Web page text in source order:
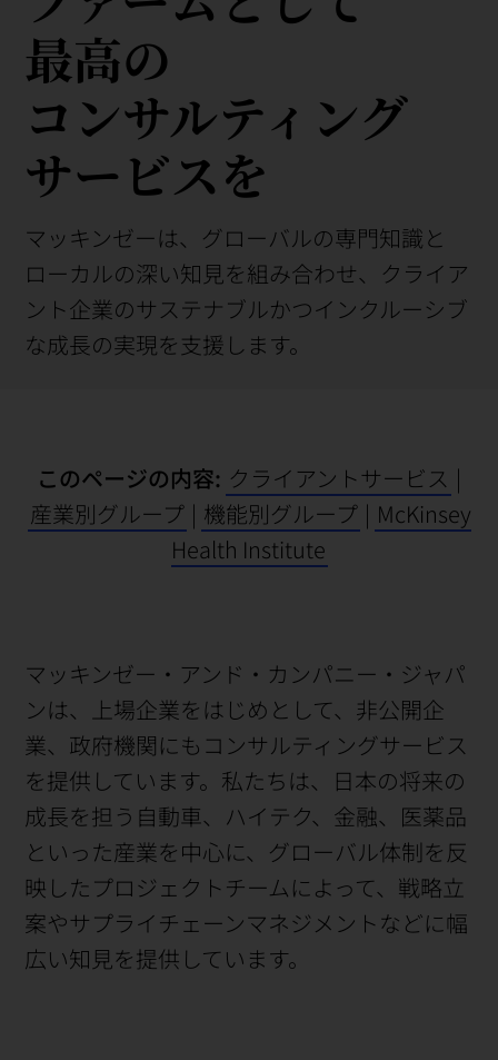
最⁠高⁠の
コ⁠ン⁠サ⁠ル⁠テ⁠ィ⁠ン⁠グ
サ⁠ー⁠ビ⁠ス⁠を
マッキンゼーは、グローバルの専⁠門知⁠識と
ロ⁠ー⁠カ⁠ルの深い知⁠見を組み合わせ、クライア
ント企業のサステナブルかつインクルーシブ
な成長の実現を支援します。
このページの内容: クライアントサービス |
産業別グループ | 機能別グループ | McKinsey
Health Institute
マッキンゼー・アンド・カンパニー・ジャパ
ンは、上場企業をはじめとして、非公開企
業、政府機関にもコンサルティングサービス
を提供しています。私たちは、日本の将来の
成長を担う自動車、ハイテク、金融、医薬品
といった産業を中心に、グローバル体制を反
映したプロジェクトチームによって、戦略立
案やサプライチェーンマネジメントなどに幅
広い知見を提供しています。